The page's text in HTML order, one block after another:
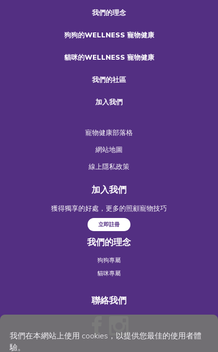
我們在本網站上使用 cookies，以提供您最佳的使用者體
驗。
我們的理念
狗狗的WELLNESS 寵物健康
貓咪的WELLNESS 寵物健康
我們的社區
加入我們
寵物健康部落格
網站地圖
線上隱私政策
加入我們
獲得獨享的好處，更多的照顧寵物技巧
立即註冊
我們的理念
狗狗專屬
貓咪專屬
聯絡我們